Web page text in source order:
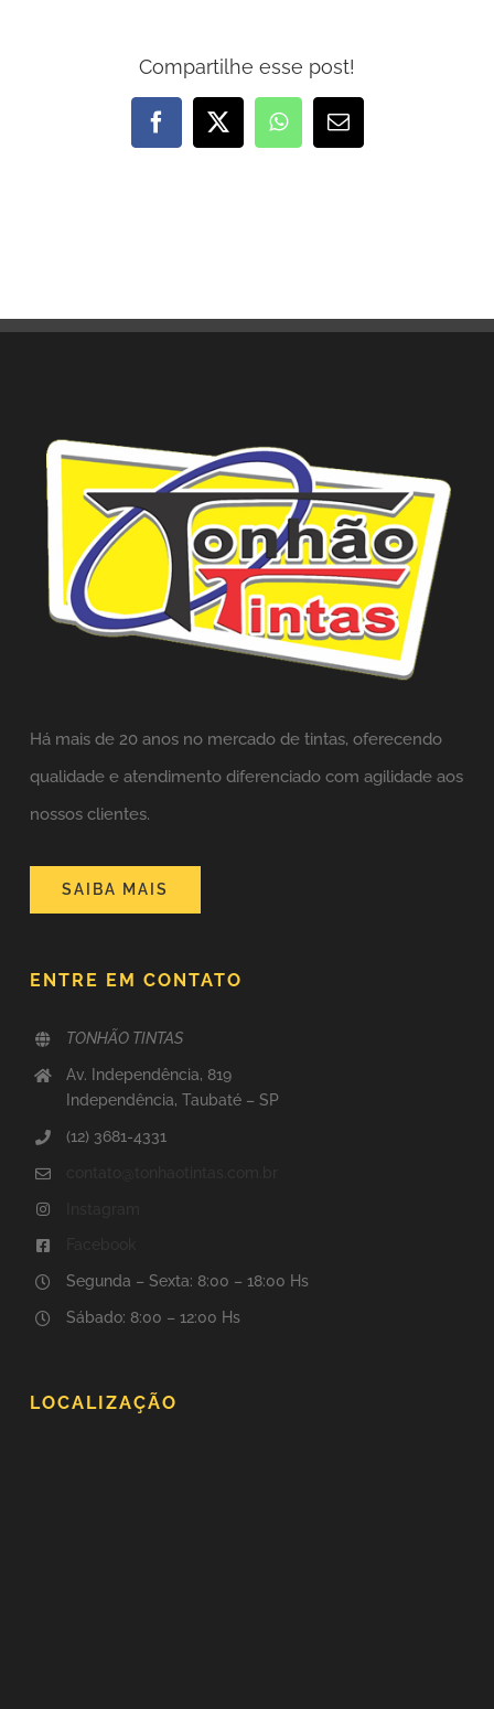
Compartilhe esse post!
Facebook
X WhatsApp
E-
mail
Há mais de 20 anos no mercado de tintas, oferecendo
qualidade e atendimento diferenciado com agilidade aos
nossos clientes.
SAIBA MAIS
ENTRE EM CONTATO
TONHÃO TINTAS
Av. Independência, 819
Independência, Taubaté – SP
(12) 3681-4331
Segunda – Sexta: 8:00 – 18:00 Hs
Sábado: 8:00 – 12:00 Hs
LOCALIZAÇÃO